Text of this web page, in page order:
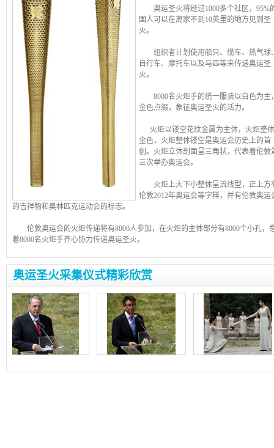
奥运圣火将经过1000多个社区，95%
国人可以在离家不到10英里的地方见到圣
火。
组织者计划使用船只、缆车、热气球
自行车、摩托车以及马匹等来传递奥运圣
火。
8000名火炬手的统一服装以白色为主
金色点缀，象征奥运圣火的活力。
火炬以镂空花纹金属为主体，火炬整
金色，火炬整体镂空是奥运会历史上的首
创。火炬立体剖面呈三角状，代表着伦敦
三次举办奥运会。
火炬上大下小整体呈流线型，正上方
伦敦2012年奥运会等字样，并有伦敦奥运
的吉祥物和奥林匹克运动会的标志。
伦敦奥运会的火炬传递将有8000人参加，在火炬的主体部分有8000个小孔，
着8000名火炬手齐心协力传递奥运圣火。
奥运圣火采集仪式精彩欣赏